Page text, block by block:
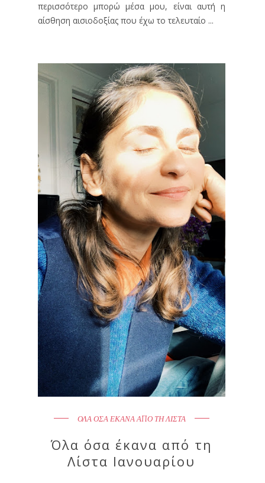
περισσότερο μπορώ μέσα μου, είναι αυτή η
αίσθηση αισιοδοξίας που έχω το τελευταίο ...
ΟΛΑ ΟΣΑ ΕΚΑΝΑ ΑΠΟ ΤΗ ΛΙΣΤΑ
Όλα όσα έκανα από τη
Λίστα Ιανουαρίου